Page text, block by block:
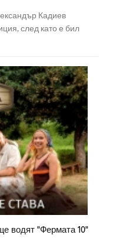
Кадиев
след като е бил
водят "Фермата 10"